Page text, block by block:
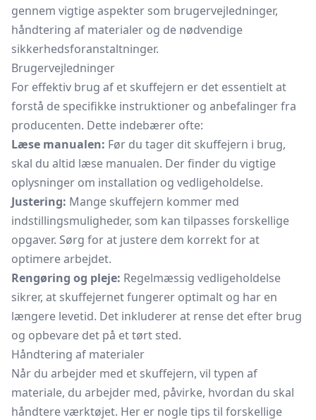
gennem vigtige aspekter som brugervejledninger,
håndtering af materialer og de nødvendige
sikkerhedsforanstaltninger.
Brugervejledninger
For effektiv brug af et skuffejern er det essentielt at
forstå de specifikke instruktioner og anbefalinger fra
producenten. Dette indebærer ofte:
Læse manualen: Før du tager dit skuffejern i brug,
skal du altid læse manualen. Der finder du vigtige
oplysninger om installation og vedligeholdelse.
Justering: Mange skuffejern kommer med
indstillingsmuligheder, som kan tilpasses forskellige
opgaver. Sørg for at justere dem korrekt for at
optimere arbejdet.
Rengøring og pleje: Regelmæssig vedligeholdelse
sikrer, at skuffejernet fungerer optimalt og har en
længere levetid. Det inkluderer at rense det efter brug
og opbevare det på et tørt sted.
Håndtering af materialer
Når du arbejder med et skuffejern, vil typen af
materiale, du arbejder med, påvirke, hvordan du skal
håndtere værktøjet. Her er nogle tips til forskellige